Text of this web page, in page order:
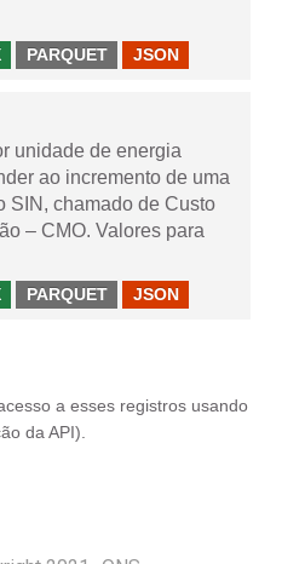
PARQUET JSON
unidade de energia
ao incremento de uma
SIN, chamado de Custo
– CMO. Valores para
PARQUET JSON
a esses registros usando
da API ).